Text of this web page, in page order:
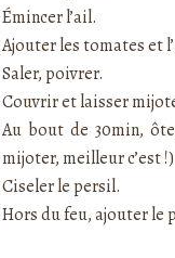
Émincer l’ail.
Ajouter les tomates et
Saler, poivrer.
Couvrir et laisser
Au bout de 30min,
mijoter, meilleur c’est
Ciseler le persil.
Hors du feu, ajouter le